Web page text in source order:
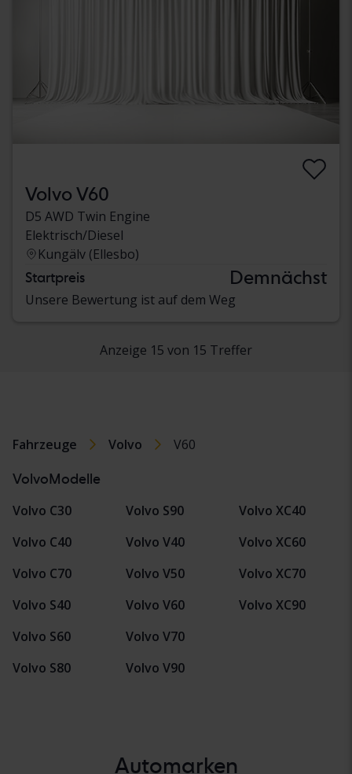
Volvo V60
D5 AWD Twin Engine
Elektrisch/Diesel
Kungälv (Ellesbo)
Startpreis Demnächst
Unsere Bewertung ist auf dem Weg
Anzeige 15 von 15 Treffer
Fahrzeuge Volvo V60
VolvoModelle
Volvo C30
Volvo C40
Volvo C70
Volvo S40
Volvo S60
Volvo S80
Volvo S90
Volvo V40
Volvo V50
Volvo V60
Volvo V70
Volvo V90
Volvo XC40
Volvo XC60
Volvo XC70
Volvo XC90
Automarken